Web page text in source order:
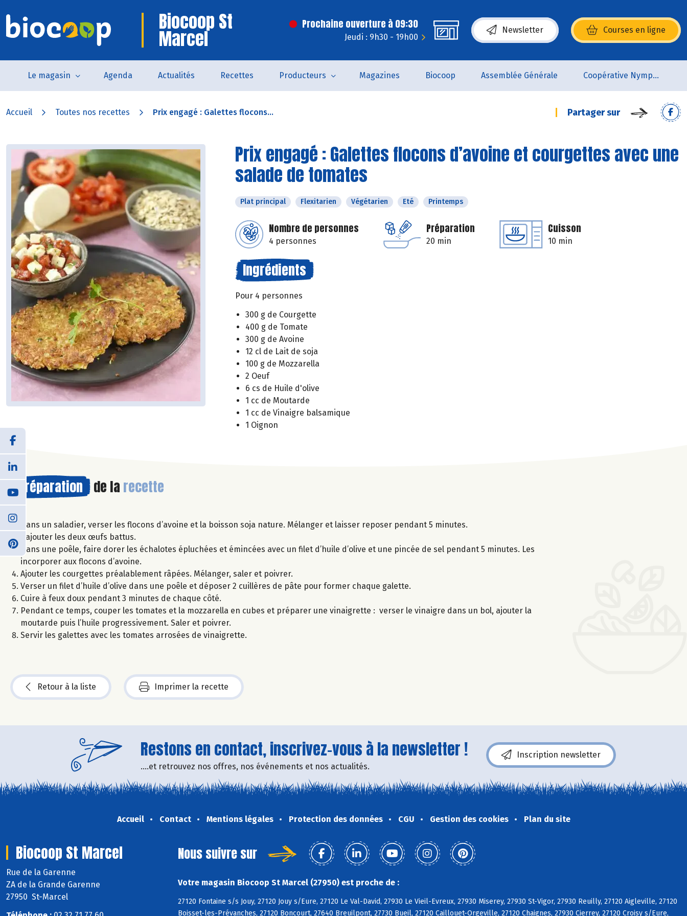
Biocoop St
Marcel
Prochaine ouverture à 09:30
Jeudi : 9h30 - 19h00
Newsletter Courses en ligne
(s’ouvre dans une nouvelle fenêtre)
Le magasin Agenda Actualités Recettes Producteurs Magazines Biocoop Assemblée Générale Coopérative Nymphéa
Accueil Toutes nos recettes Prix engagé : Galettes flocons... Partager sur
Prix engagé : Galettes flocons d’avoine et courgettes avec une
salade de tomates
Plat principal Flexitarien Végétarien Eté Printemps
Nombre de personnes
4 personnes
Préparation
20 min
Cuisson
10 min
Ingrédients
Pour 4 personnes
300 g de Courgette
400 g de Tomate
300 g de Avoine
12 cl de Lait de soja
100 g de Mozzarella
2 Oeuf
6 cs de Huile d'olive
1 cc de Moutarde
1 cc de Vinaigre balsamique
1 Oignon
Préparation de la recette
Dans un saladier, verser les flocons d’avoine et la boisson soja nature. Mélanger et laisser reposer pendant 5 minutes.
Rajouter les deux œufs battus.
Dans une poêle, faire dorer les échalotes épluchées et émincées avec un filet d’huile d’olive et une pincée de sel pendant 5 minutes. Les
incorporer aux flocons d’avoine.
Ajouter les courgettes préalablement râpées. Mélanger, saler et poivrer.
Verser un filet d’huile d’olive dans une poêle et déposer 2 cuillères de pâte pour former chaque galette.
Cuire à feux doux pendant 3 minutes de chaque côté.
Pendant ce temps, couper les tomates et la mozzarella en cubes et préparer une vinaigrette : verser le vinaigre dans un bol, ajouter la
moutarde puis l’huile progressivement. Saler et poivrer.
Servir les galettes avec les tomates arrosées de vinaigrette.
Retour à la liste Imprimer la recette
Restons en contact, inscrivez-vous à la newsletter !
....et retrouvez nos offres, nos événements et nos actualités.
Inscription newsletter
Accueil Contact Mentions légales Protection des données CGU Gestion des cookies Plan du site
Biocoop St Marcel
Rue de la Garenne
ZA de la Grande Garenne
27950 St-Marcel
Nous suivre sur
Votre magasin Biocoop St Marcel (27950) est proche de :
27120 Fontaine s/s Jouy, 27120 Jouy s/Eure, 27120 Le Val-David, 27930 Le Vieil-Evreux, 27930 Miserey, 27930 St-Vigor, 27930 Reuilly, 27120 Aigleville, 27120
Boisset-les-Prévanches, 27120 Boncourt, 27640 Breuilpont, 27730 Bueil, 27120 Caillouet-Orgeville, 27120 Chaignes, 27930 Cierrey, 27120 Croisy s/Eure,